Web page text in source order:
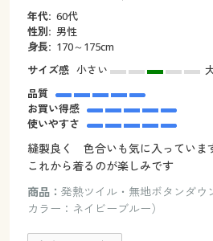
年代: 60代
性別: 男性
身長: 170～175cm
サイズ感 小さい
品質
お買い得感
使いやすさ
縫製良く 色合いも気に入っていま
これから着るのが楽しみです
商品： 発熱ツイル・無地ボタンダ
カラー：ネイビーブルー）